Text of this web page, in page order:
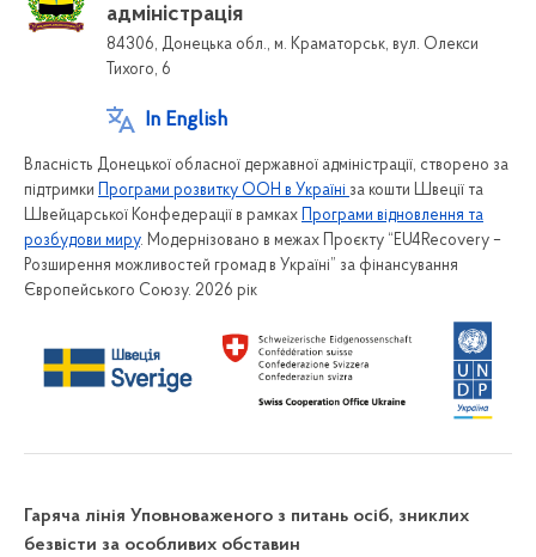
адміністрація
84306, Донецька обл., м. Краматорськ, вул. Олекси
Тихого, 6
In English
Власність Донецької обласної державної адміністрації, створено за
підтримки Програми розвитку ООН в Україні за кошти Швеції та
Швейцарської Конфедерації в рамках Програми відновлення та
розбудови миру. Модернізовано в межах Проєкту “EU4Recovery –
Розширення можливостей громад в Україні” за фінансування
Європейського Союзу. 2026 рік
Гаряча лінія Уповноваженого з питань осіб, зниклих
безвісти за особливих обставин